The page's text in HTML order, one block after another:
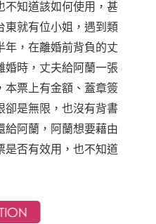
不知道該如何使用，甚
東就有位小姐，遇到類
年，在離婚前背負的丈
婚時，丈夫給阿蘭一張
本票上有金額、蓋章簽
卻是無限，也沒有背書
給阿蘭，阿蘭想要藉由
是否有效用，也不知道